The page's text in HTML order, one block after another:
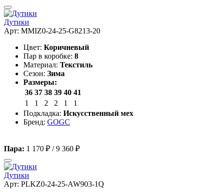
Дутики
Арт: MMIZ0-24-25-G8213-20
Цвет: Коричневый
Пар в коробке: 8
Материал: Текстиль
Сезон: Зима
Размеры:
36 37 38 39 40 41
1
1 2 2 1
1
Подкладка: Искусственный мех
Бренд: GOGC
Пара: 1 170 ₽ /9 360 ₽
Дутики
Арт: PLKZ0-24-25-AW903-1Q